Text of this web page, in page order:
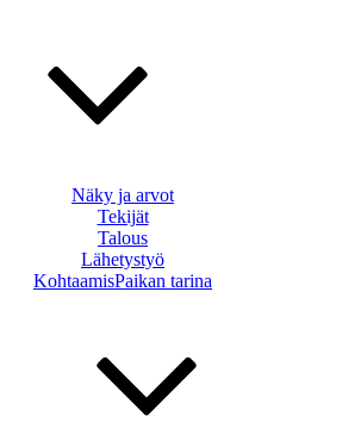
Näky ja arvot
Tekijät
Talous
Lähetystyö
KohtaamisPaikan tarina